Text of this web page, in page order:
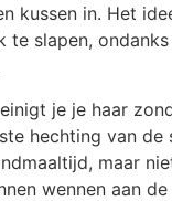
kussen in. Het
te slapen,
je je haar
hechting van de
maar
wennen aan